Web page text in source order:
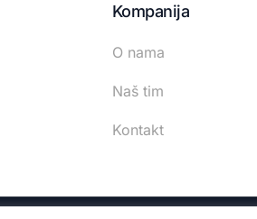
Kompanija
O nama
Naš tim
Kontakt